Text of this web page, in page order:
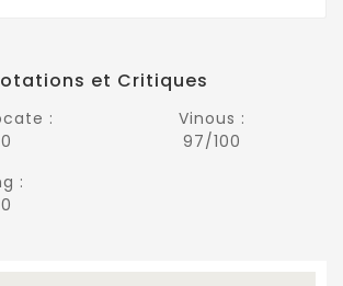
et Critiques
:
Vinous :
97/100
: